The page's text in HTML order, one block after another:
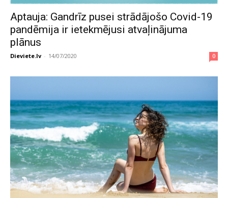
Aptauja: Gandrīz pusei strādājošo Covid-19
pandēmija ir ietekmējusi atvaļinājuma
plānus
Dieviete.lv - 14/07/2020 0